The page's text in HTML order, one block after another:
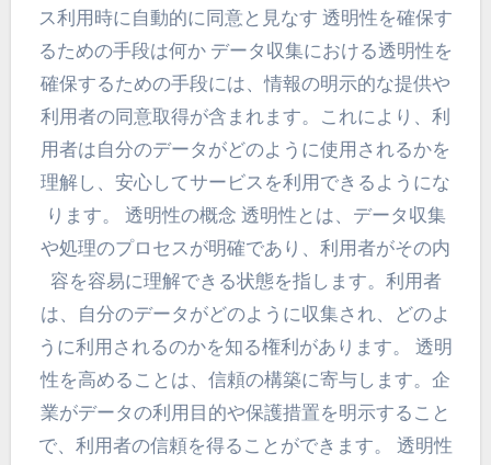
ス利用時に自動的に同意と見なす 透明性を確保す
るための手段は何か データ収集における透明性を
確保するための手段には、情報の明示的な提供や
利用者の同意取得が含まれます。これにより、利
用者は自分のデータがどのように使用されるかを
理解し、安心してサービスを利用できるようにな
ります。 透明性の概念 透明性とは、データ収集
や処理のプロセスが明確であり、利用者がその内
容を容易に理解できる状態を指します。利用者
は、自分のデータがどのように収集され、どのよ
うに利用されるのかを知る権利があります。 透明
性を高めることは、信頼の構築に寄与します。企
業がデータの利用目的や保護措置を明示すること
で、利用者の信頼を得ることができます。 透明性